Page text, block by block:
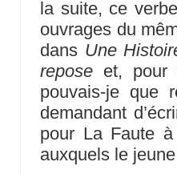
la suite, ce
ouvrages du
dans Une
repose et, pour
pouvais-je que
demandant
pour La Faute
auxquels le